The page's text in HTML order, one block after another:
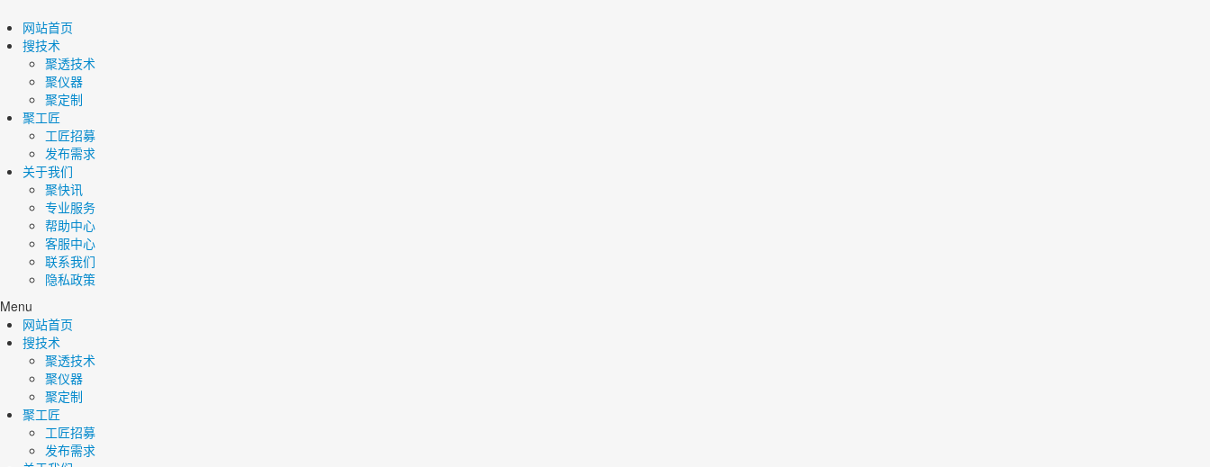
网站首页
搜技术
聚透技术
聚仪器
聚定制
聚工匠
工匠招募
发布需求
关于我们
聚快讯
专业服务
帮助中心
客服中心
联系我们
隐私政策
Menu
网站首页
搜技术
聚透技术
聚仪器
聚定制
聚工匠
工匠招募
发布需求